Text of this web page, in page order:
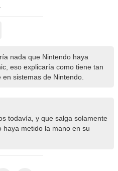
nada que Nintendo haya
eso explicaría como tiene tan
sistemas de Nintendo.
todavía, y que salga solamente
haya metido la mano en su